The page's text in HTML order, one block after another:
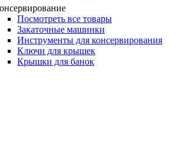
Посмотреть все товары
Закаточные машинки
Инструменты для консервирования
Ключи для крышек
Крышки для банок